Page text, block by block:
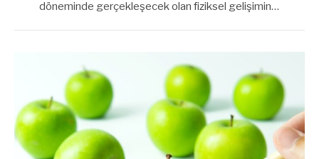
döneminde gerçekleşecek olan fiziksel gelişimin…